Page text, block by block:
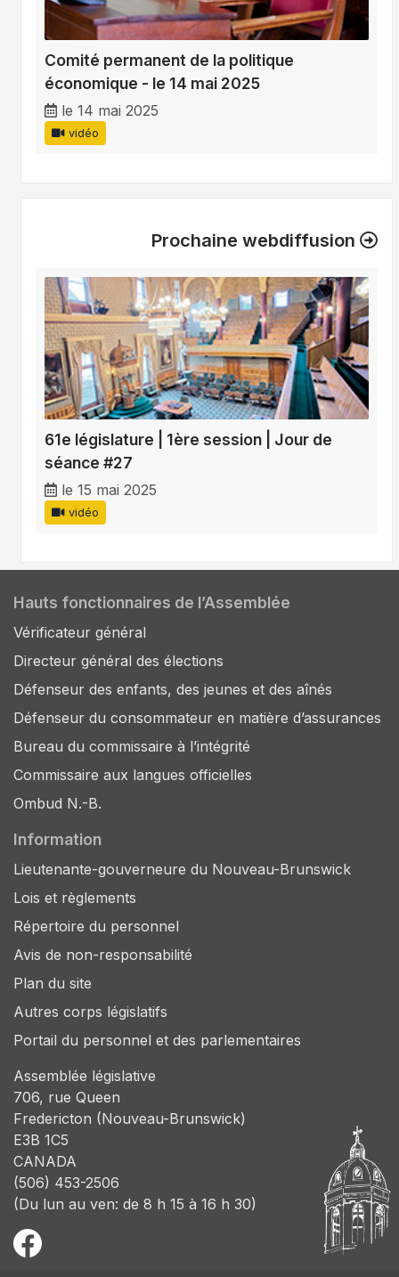
Comité permanent de la politique
économique - le 14 mai 2025
le 14 mai 2025
vidéo
Prochaine webdiffusion
61e législature | 1ère session | Jour de
séance #27
le 15 mai 2025
vidéo
Hauts fonctionnaires de l’Assemblée
Vérificateur général
Directeur général des élections
Défenseur des enfants, des jeunes et des aînés
Défenseur du consommateur en matière d’assurances
Bureau du commissaire à l’intégrité
Commissaire aux langues officielles
Ombud N.-B.
Information
Lieutenante-gouverneure du Nouveau-Brunswick
Lois et règlements
Répertoire du personnel
Avis de non-responsabilité
Plan du site
Autres corps législatifs
Portail du personnel et des parlementaires
Assemblée législative
706, rue Queen
Fredericton (Nouveau-Brunswick)
E3B 1C5
CANADA
(506) 453-2506
(Du lun au ven: de 8 h 15 à 16 h 30)